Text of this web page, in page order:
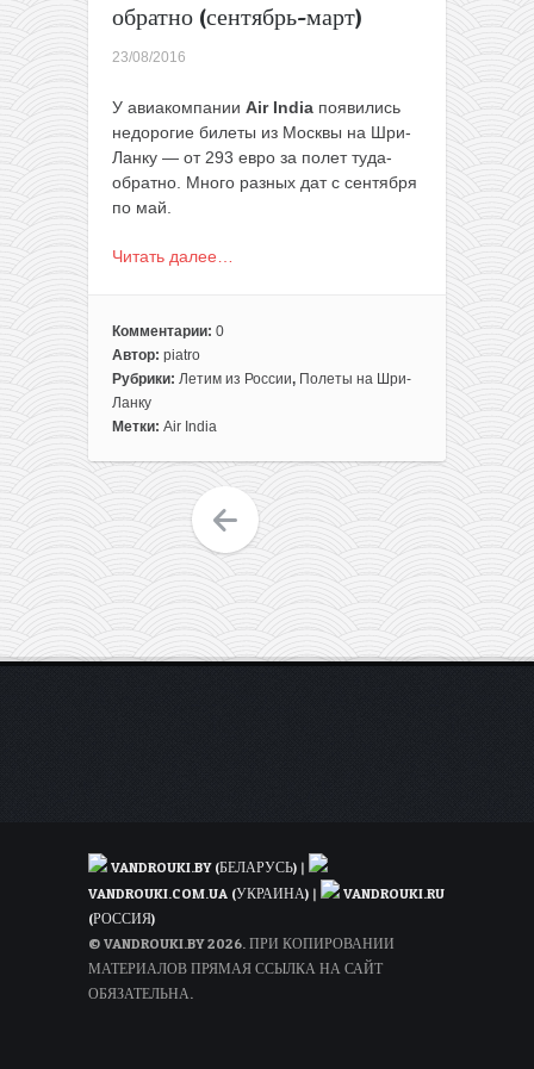
обратно (сентябрь-март)
23/08/2016
У авиакомпании Air India появились
недорогие билеты из Москвы на Шри-
Ланку — от 293 евро за полет туда-
обратно. Много разных дат c сентября
по май.
Читать далее…
Комментарии: 0
Автор: piatro
Рубрики: Летим из России, Полеты на Шри-
Ланку
Метки: Air India
VANDROUKI.BY (БЕЛАРУСЬ) |
VANDROUKI.COM.UA (УКРАИНА) |
VANDROUKI.RU
(РОССИЯ)
© VANDROUKI.BY 2026. ПРИ КОПИРОВАНИИ
МАТЕРИАЛОВ ПРЯМАЯ ССЫЛКА НА САЙТ
ОБЯЗАТЕЛЬНА.